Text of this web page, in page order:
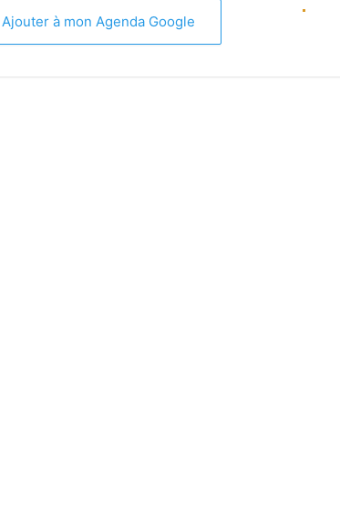
EQUIPE -13 ANS (1) REGIONAL
à mon Agenda Google